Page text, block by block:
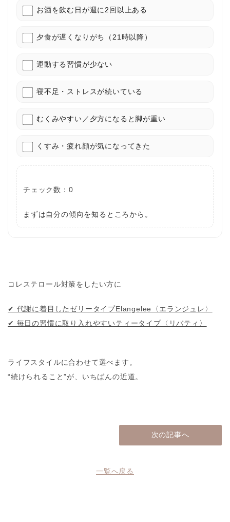
お酒を飲む日が週に2回以上ある
夕食が遅くなりがち（21時以降）
運動する習慣が少ない
寝不足・ストレスが続いている
むくみやすい／夕方になると脚が重い
くすみ・疲れ顔が気になってきた
チェック数： 0
まずは自分の傾向を知るところから。
コレステロール対策をしたい方に
✔ 代謝に着目したゼリータイプElangelee〈エランジュレ〉
✔ 毎日の習慣に取り入れやすいティータイプ〈リバティ〉
ライフスタイルに合わせて選べます。
“続けられること”が、いちばんの近道。
一覧へ戻る
次の記事へ